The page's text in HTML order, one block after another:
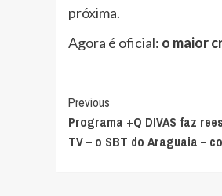
próxima.
Agora é oficial: o maior
Post
Navigation
Previous
Programa +Q DIVAS faz
TV – o SBT do Araguaia –